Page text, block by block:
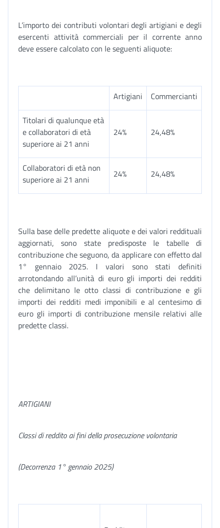
L’importo dei contributi volontari degli artigiani e degli
esercenti attività commerciali per il corrente anno
deve essere calcolato con le seguenti aliquote:
Artigiani Commercianti
Titolari di qualunque età
e collaboratori di età
superiore ai 21 anni
24% 24,48%
Collaboratori di età non
superiore ai 21 anni
24% 24,48%
Sulla base delle predette aliquote e dei valori reddituali
aggiornati, sono state predisposte le tabelle di
contribuzione che seguono, da applicare con effetto dal
1° gennaio 2025. I valori sono stati definiti
arrotondando all’unità di euro gli importi dei redditi
che delimitano le otto classi di contribuzione e gli
importi dei redditi medi imponibili e al centesimo di
euro gli importi di contribuzione mensile relativi alle
predette classi.
ARTIGIANI
Classi di reddito ai fini della prosecuzione volontaria
(Decorrenza 1° gennaio 2025)